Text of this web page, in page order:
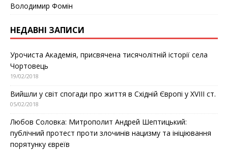
Володимир Фомін
НЕДАВНІ ЗАПИСИ
Урочиста Академія, присвячена тисячолітній історії села
Чортовець
19/02/2018
Вийшли у світ спогади про життя в Східній Європі у ХVІІІ ст.
05/02/2018
Любов Соловка: Митрополит Андрей Шептицький:
публічний протест проти злочинів нацизму та ініціювання
порятунку євреїв